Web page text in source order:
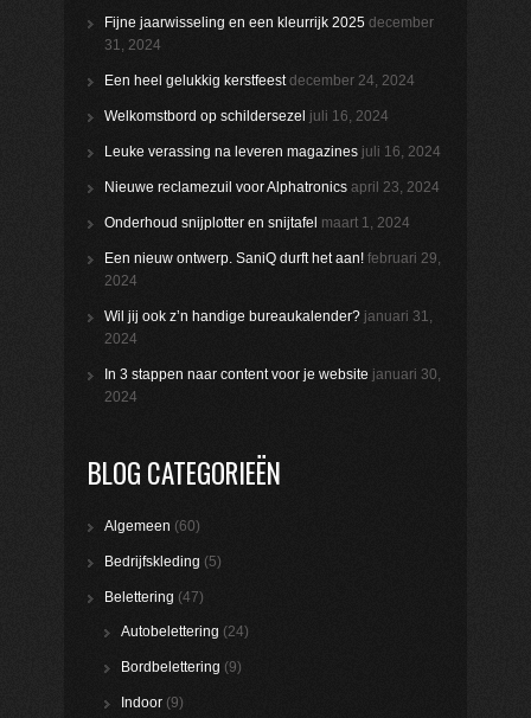
Fijne jaarwisseling en een kleurrijk 2025 december
31, 2024
Een heel gelukkig kerstfeest december 24, 2024
Welkomstbord op schildersezel juli 16, 2024
Leuke verassing na leveren magazines juli 16, 2024
Nieuwe reclamezuil voor Alphatronics april 23, 2024
Onderhoud snijplotter en snijtafel maart 1, 2024
Een nieuw ontwerp. SaniQ durft het aan! februari 29,
2024
Wil jij ook z’n handige bureaukalender? januari 31,
2024
In 3 stappen naar content voor je website januari 30,
2024
BLOG CATEGORIEËN
Algemeen (60)
Bedrijfskleding (5)
Belettering (47)
Autobelettering (24)
Bordbelettering (9)
Indoor (9)